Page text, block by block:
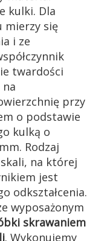
kulki. Dla
mierzy się
i ze
twardości
przy
o podstawie
kulką o
Rodzaj
na której
jest
odkształcenia.
wyposażonym
skrawaniem
. Wykonujemy